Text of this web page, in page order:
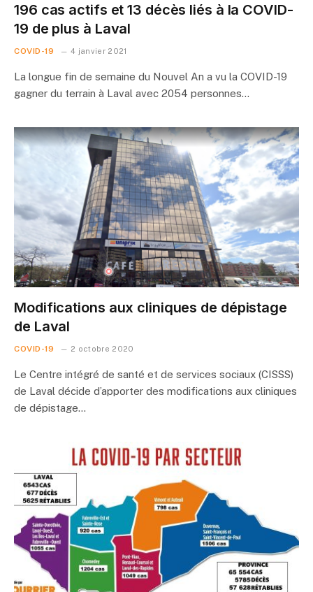
196 cas actifs et 13 décès liés à la COVID-
19 de plus à Laval
COVID-19 4 janvier 2021
La longue fin de semaine du Nouvel An a vu la COVID-19
gagner du terrain à Laval avec 2054 personnes…
Modifications aux cliniques de dépistage
de Laval
COVID-19 2 octobre 2020
Le Centre intégré de santé et de services sociaux (CISSS)
de Laval décide d’apporter des modifications aux cliniques
de dépistage…